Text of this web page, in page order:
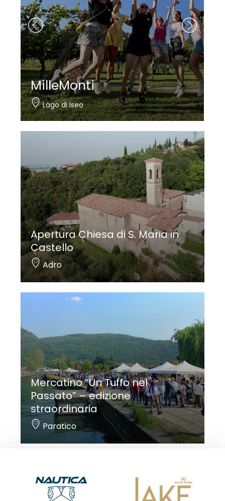
MilleMonti
Lago di Iseo
Apertura Chiesa di S. Maria in
Castello
Adro
Mercatino “Un Tuffo nel
Passato” – edizione
straordinaria
Paratico